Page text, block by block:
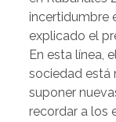
incertidumbre
explicado el
En esta línea,
sociedad está
suponer
recordar a los